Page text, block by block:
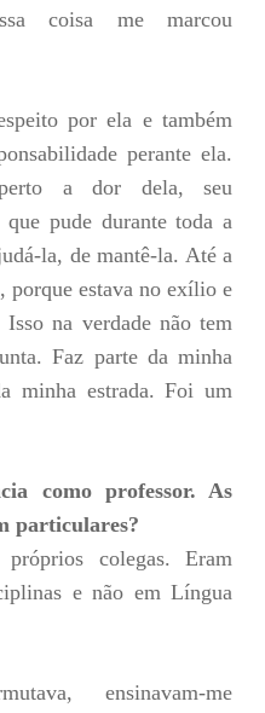
coisa me marcou
por ela e também
perante ela.
a dor dela, seu
pude durante toda a
la, de mantê-la. Até a
porque estava no exílio e
na verdade não tem
Faz parte da minha
minha estrada. Foi um
como professor. As
particulares?
colegas. Eram
e não em Língua
ensinavam-me